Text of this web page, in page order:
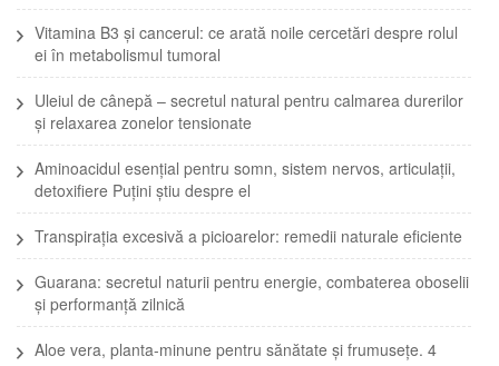
Vitamina B3 și cancerul: ce arată noile cercetări despre rolul
ei în metabolismul tumoral
Uleiul de cânepă – secretul natural pentru calmarea durerilor
și relaxarea zonelor tensionate
Aminoacidul esențial pentru somn, sistem nervos, articulații,
detoxifiere Puțini știu despre el
Transpirația excesivă a picioarelor: remedii naturale eficiente
Guarana: secretul naturii pentru energie, combaterea oboselii
și performanță zilnică
Aloe vera, planta-minune pentru sănătate și frumusețe. 4